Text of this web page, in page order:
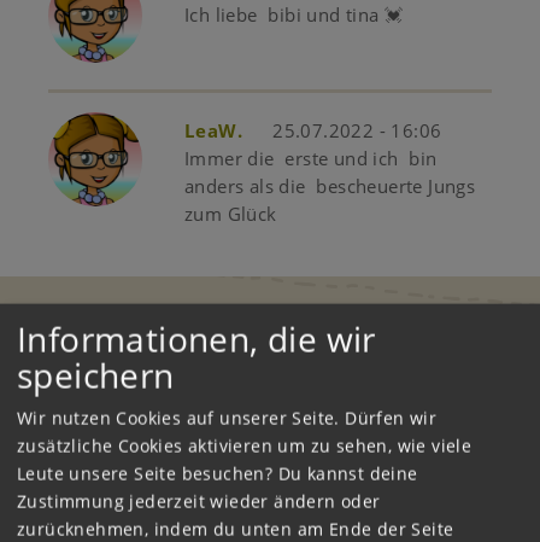
Ich liebe bibi und tina 💓
LeaW.
25.07.2022 - 16:06
Immer die erste und ich bin
anders als die bescheuerte Jungs
zum Glück
Mehr Videos
01:09 Minuten
Das kleine Rehkitz
565
Informationen, die wir
speichern
Wir nutzen Cookies auf unserer Seite. Dürfen wir
zusätzliche Cookies aktivieren um zu sehen, wie viele
Leute unsere Seite besuchen? Du kannst deine
Zustimmung jederzeit wieder ändern oder
zurücknehmen, indem du unten am Ende der Seite